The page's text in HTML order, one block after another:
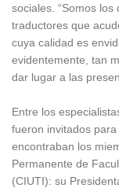
sociales. “Somos
traductores que
cuya calidad es
evidentemente, tan
dar lugar a las
Entre los
fueron invitados
encontraban los
Permanente de
(CIUTI): su